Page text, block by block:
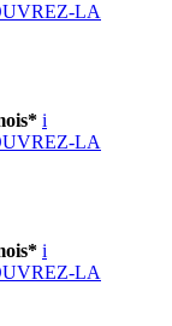
LA
i
LA
i
LA